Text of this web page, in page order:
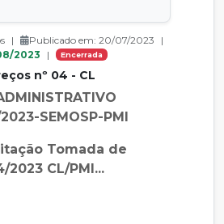
| Publicado em: 20/07/2023
|
2023
| Encerrada
nº 04 - CL
SEMOSP-PMI
Tomada de
2023 CL/PMI...